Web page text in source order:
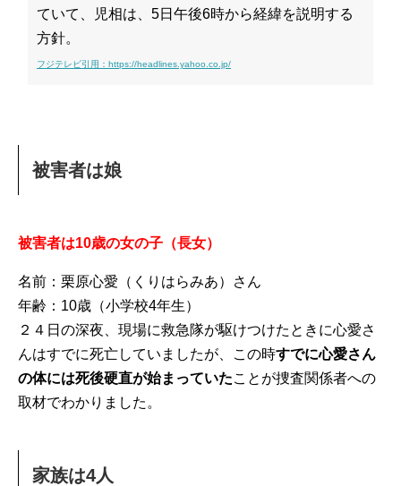
ていて、児相は、5日午後6時から経緯を説明する
方針。
フジテレビ引用：https://headlines.yahoo.co.jp/
被害者は娘
被害者は10歳の女の子（長女）
名前：栗原心愛（くりはらみあ）さん
年齢：10歳（小学校4年生）
２４日の深夜、現場に救急隊が駆けつけたときに心愛さ
んはすでに死亡していましたが、この時すでに心愛さん
の体には死後硬直が始まっていたことが捜査関係者への
取材でわかりました。
家族は4人